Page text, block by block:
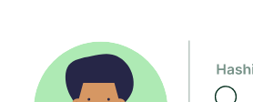
S'ouvre dans une nouvelle fenêtre